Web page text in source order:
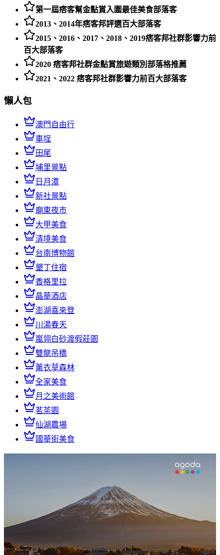
第一屆痞客幫金點賞入圍最佳美食部落客
2013、2014年痞客邦評選百大部落客
2015、2016、2017、2018、2019痞客邦社群影響力前
百大部落客
2020 痞客邦社群金點賞旅遊類別部落格推薦
2021、2022 痞客邦社群影響力前百大部落客
懶人包
澳門自由行
車埕
田尾
埔里景點
日月潭
新社景點
廟東夜市
大甲美食
清境美食
台南博物館
墾丁住宿
香格里拉
晶華酒店
澎湖喜來登
川湯春天
嵐翎白砂渡假莊園
雙龍吊橋
薰衣草森林
全家美食
月之美術館
茗茶園
仙湖農場
國華街美食